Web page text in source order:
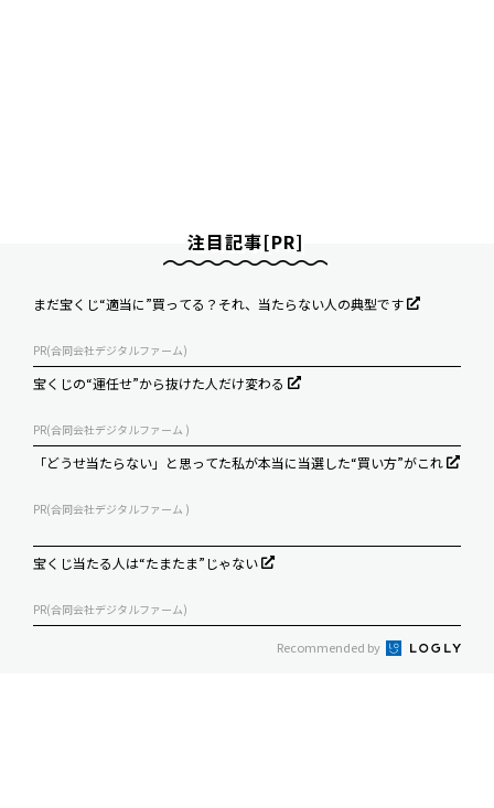
注目記事[PR]
まだ宝くじ“適当に”買ってる？それ、当たらない人の典型です
PR(合同会社デジタルファーム)
宝くじの“運任せ”から抜けた人だけ変わる
PR(合同会社デジタルファーム )
「どうせ当たらない」と思ってた私が本当に当選した“買い方”がこれ
PR(合同会社デジタルファーム )
宝くじ当たる人は“たまたま”じゃない
PR(合同会社デジタルファーム)
Recommended by